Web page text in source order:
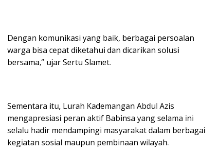
Dengan komunikasi yang baik, berbagai persoalan
warga bisa cepat diketahui dan dicarikan solusi
bersama,” ujar Sertu Slamet.
Sementara itu, Lurah Kademangan Abdul Azis
mengapresiasi peran aktif Babinsa yang selama ini
selalu hadir mendampingi masyarakat dalam berbagai
kegiatan sosial maupun pembinaan wilayah.